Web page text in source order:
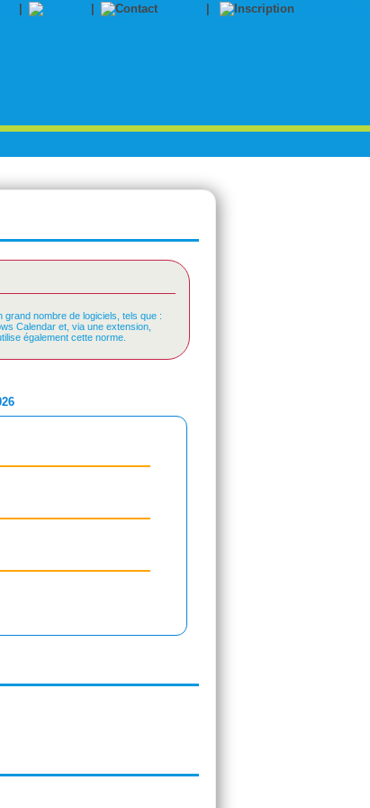
nombre de logiciels, tels que :
Calendar et, via une extension,
également cette norme.